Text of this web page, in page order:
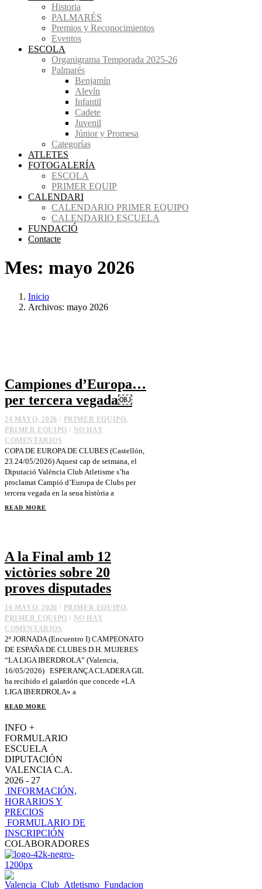
Historia
PALMARÉS
Premios y Reconocimientos
Eventos
ESCOLA
Organigrama Temporada 2025-26
Palmarés
Benjamín
Alevín
Infantil
Cadete
Juvenil
Júnior y Promesa
Categorías
ATLETES
FOTOGALERÍA
ESCOLA
PRIMER EQUIP
CALENDARI
CALENDARIO PRIMER EQUIPO
CALENDARIO ESCUELA
FUNDACIÓ
Contacte
Mes: mayo 2026
Inicio
Archivos: mayo 2026
Campiones d’Europa…
per tercera vegada￼
24 MAYO, 2026 / PRIMER EQUIPO,
PRIMER EQUIPO / NO HAY
COMENTARIOS
COPA DE EUROPA DE CLUBES (Castellón,
23.24/05/2026) Aquest cap de setmana, el
Diputació València Club Atletisme s’ha
proclamat Campió d’Europa de Clubs per
tercera vegada en la seua història a
READ MORE
A la Final amb 12
victòries sobre 20
proves disputades
16 MAYO, 2026 / PRIMER EQUIPO,
PRIMER EQUIPO / NO HAY
COMENTARIOS
2ª JORNADA (Encuentro I) CAMPEONATO
DE ESPAÑA DE CLUBES D.H. MUJERES
“LA LIGA IBERDROLA” (Valencia,
16/05/2026) ESPERANÇA CLADERA GIL
ha recibido el galardón que concede «LA
LIGA IBERDROLA» a
READ MORE
INFO +
FORMULARIO
ESCUELA
DIPUTACIÓN
VALENCIA C.A.
2026 - 27
INFORMACIÓN,
HORARIOS Y
PRECIOS
FORMULARIO DE
INSCRIPCIÓN
COLABORADORES